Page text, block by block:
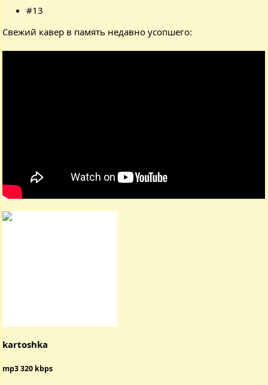
#13
Свежий кавер в память недавно усопшего:
kartoshka
mp3 320 kbps